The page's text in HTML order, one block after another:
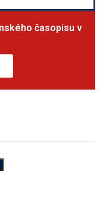
časopisu v